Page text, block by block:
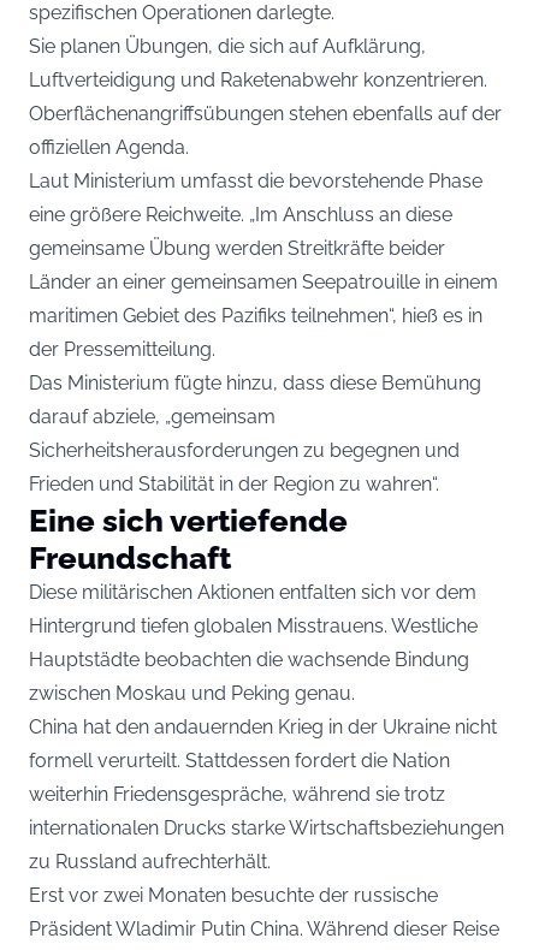
spezifischen Operationen darlegte.
Sie planen Übungen, die sich auf Aufklärung,
Luftverteidigung und Raketenabwehr konzentrieren.
Oberflächenangriffsübungen stehen ebenfalls auf der
offiziellen Agenda.
Laut Ministerium umfasst die bevorstehende Phase
eine größere Reichweite. „Im Anschluss an diese
gemeinsame Übung werden Streitkräfte beider
Länder an einer gemeinsamen Seepatrouille in einem
maritimen Gebiet des Pazifiks teilnehmen“, hieß es in
der Pressemitteilung.
Das Ministerium fügte hinzu, dass diese Bemühung
darauf abziele, „gemeinsam
Sicherheitsherausforderungen zu begegnen und
Frieden und Stabilität in der Region zu wahren“.
Eine sich vertiefende
Freundschaft
Diese militärischen Aktionen entfalten sich vor dem
Hintergrund tiefen globalen Misstrauens. Westliche
Hauptstädte beobachten die wachsende Bindung
zwischen Moskau und Peking genau.
China hat den andauernden Krieg in der Ukraine nicht
formell verurteilt. Stattdessen fordert die Nation
weiterhin Friedensgespräche, während sie trotz
internationalen Drucks starke Wirtschaftsbeziehungen
zu Russland aufrechterhält.
Erst vor zwei Monaten besuchte der russische
Präsident Wladimir Putin China. Während dieser Reise